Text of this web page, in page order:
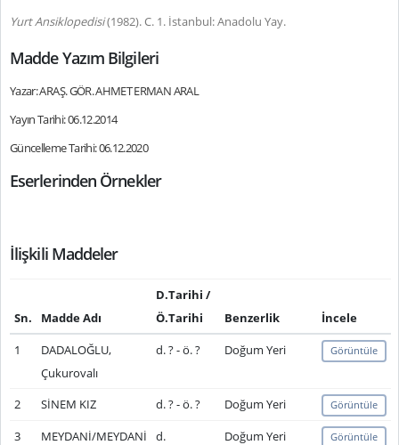
Yurt Ansiklopedisi(1982).C. 1. İstanbul: Anadolu Yay.
Madde Yazım Bilgileri
Yazar: ARAŞ. GÖR. AHMET ERMAN ARAL
Yayın Tarihi: 06.12.2014
Güncelleme Tarihi: 06.12.2020
Eserlerinden Örnekler
İlişkili Maddeler
Sn. Madde Adı
D.Tarihi /
Ö.Tarihi
Benzerlik
İncele
1
DADALOĞLU,
Çukurovalı
d. ? - ö. ? Doğum Yeri Görüntüle
2 SİNEM KIZ d. ? - ö. ? Doğum Yeri Görüntüle
3
MEYDANİ/MEYDANİ
d.
Doğum Yeri Görüntüle